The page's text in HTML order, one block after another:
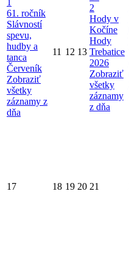
61. ročník
Slávností
spevu,
hudby a
tanca
Červeník
Zobraziť
všetky
záznamy z
dňa
11 12 13
2
Hody v
Kočíne
Hody
Trebatice
2026
Zobraziť
všetky
záznamy
z dňa
17 18 19 20 21